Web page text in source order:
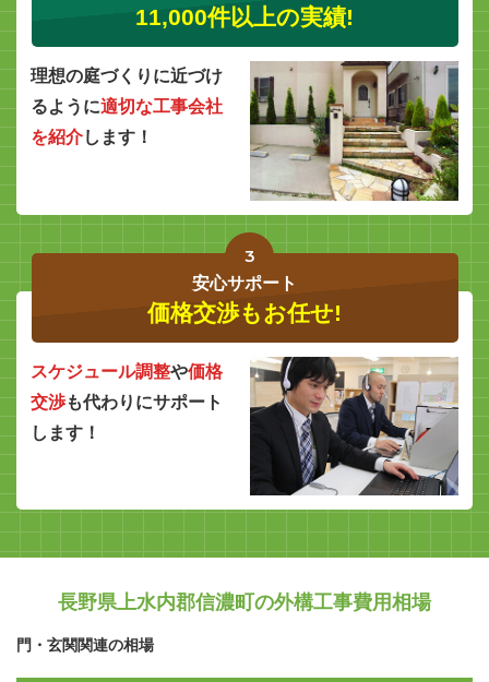
11,000件以上の実績!
理想の庭づくりに近づけ
るように適切な工事会社
を紹介します！
3
安心サポート
価格交渉もお任せ!
スケジュール調整や価格
交渉も代わりにサポート
します！
長野県上水内郡信濃町の外構工事費用相場
門・玄関関連の相場